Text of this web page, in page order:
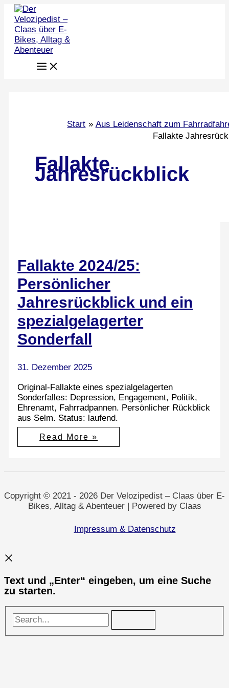
Zum
Inhalt
springen
Start
Aus Leidenschaft zum
Fallakte
Fallakte
Jahresrückblick
Fallakte 2024/25:
Persönlicher
Jahresrückblick und ein
spezialgelagerter
Sonderfall
31. Dezember 2025
Original-Fallakte eines spezialgelagerten
Sonderfalles: Depression, Engagement, Politik,
Ehrenamt, Fahrradpannen. Persönlicher Rückblick
aus Selm. Status: laufend.
Fallakte
2024/25:
Sonderfall
Read More »
Copyright © 2021 - 2026 Der Velozipedist – Claas über E-
Bikes, Alltag & Abenteuer | Powered by Claas
Impressum & Datenschutz
Text und „Enter“ eingeben, um eine Suche
zu starten.
Search...